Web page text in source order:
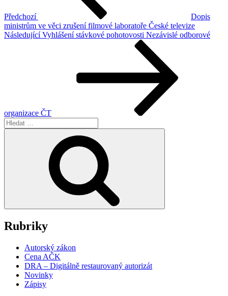
Předchozí
Dopis
ministrům ve věci zrušení filmové laboratoře České televize
Následující
Následující Vyhlášení stávkové pohotovosti Nezávislé odborové
organizace ČT
Hledat:
Rubriky
Autorský zákon
Cena AČK
DRA – Digitálně restaurovaný autorizát
Novinky
Zápisy